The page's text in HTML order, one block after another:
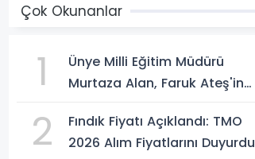
Çok Okunanlar
1
Ünye Milli Eğitim Müdürü
Murtaza Alan, Faruk Ateş'in
2
Fındık Fiyatı Açıklandı: TMO
2026 Alım Fiyatlarını Duyurdu